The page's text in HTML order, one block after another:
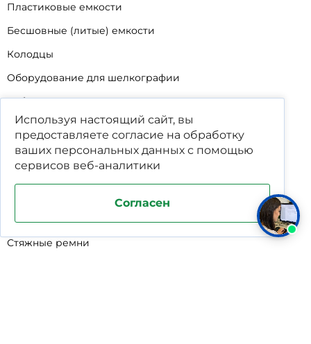
Пластиковые емкости
Бесшовные (литые) емкости
Колодцы
Оборудование для шелкографии
Кабины для промывки и напыления
Технические мойки
Биопрепараты
Сигнализатор уровня
Подставка под жироуловители
Фильтр-мешки для пескоуловителей
Стяжные ремни
Используя настоящий сайт, вы
предоставляете согласие на обработку
ваших персональных данных с помощью
сервисов веб-аналитики
Согласен